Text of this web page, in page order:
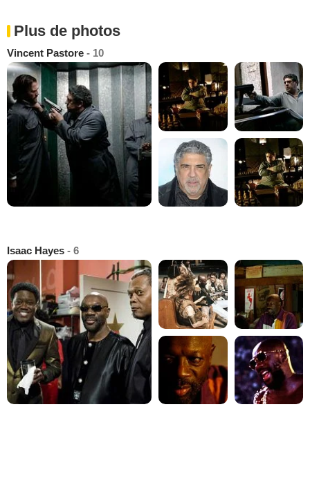
Plus de photos
Vincent Pastore - 10
Isaac Hayes - 6